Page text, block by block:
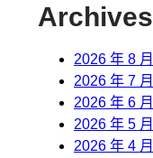
Archives
2026 年 8 月
2026 年 7 月
2026 年 6 月
2026 年 5 月
2026 年 4 月